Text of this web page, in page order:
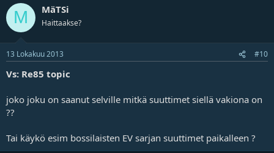
M MäTSi
Haittaakse?
13 Lokakuu 2013 #10
Vs: Re85 topic
joko joku on saanut selville mitkä suuttimet siellä vakiona on
??
Tai käykö esim bossilaisten EV sarjan suuttimet paikalleen ?